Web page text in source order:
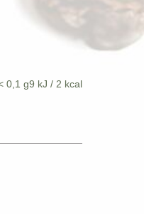
9 kJ / 2 kcal
0,1 g